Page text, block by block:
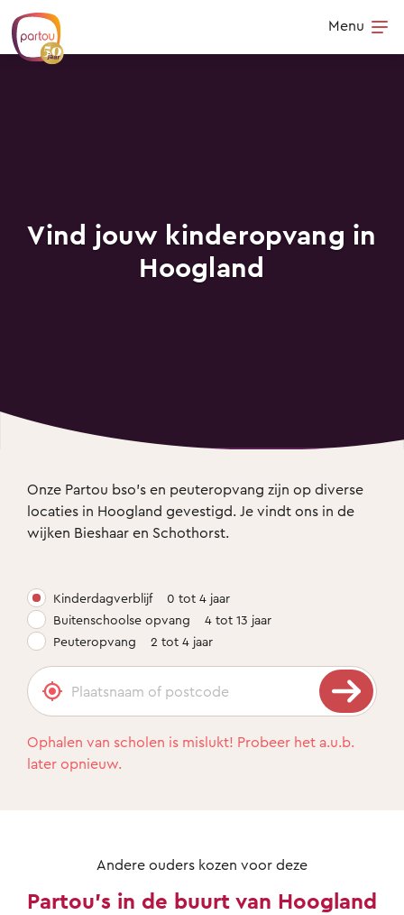
Skip to content
Menu
Vind jouw kinderopvang in
Hoogland
Onze Partou bso’s en peuteropvang zijn op diverse
locaties in Hoogland gevestigd. Je vindt ons in de
wijken Bieshaar en Schothorst.
Kinderdagverblijf
0 tot 4 jaar
Buitenschoolse opvang
4 tot 13 jaar
Peuteropvang
2 tot 4 jaar
Ophalen van scholen is mislukt! Probeer het a.u.b.
later opnieuw.
Andere ouders kozen voor deze
Partou's in de buurt van Hoogland